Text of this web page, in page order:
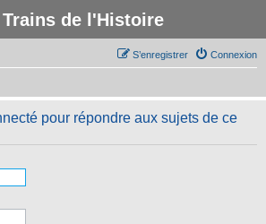
Trains de l'Histoire
Connexion
S’enregistrer
pour répondre aux sujets de ce